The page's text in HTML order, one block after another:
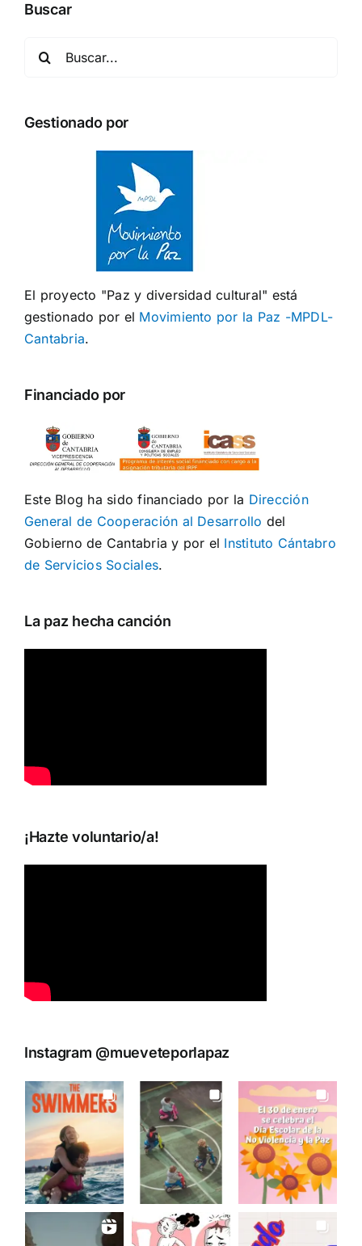
Buscar
Gestionado por
El proyecto "Paz y diversidad cultural" está
gestionado por el Movimiento por la Paz -MPDL-
Cantabria.
Financiado por
Este Blog ha sido financiado por la Dirección
General de Cooperación al Desarrollo del
Gobierno de Cantabria y por el Instituto Cántabro
de Servicios Sociales.
La paz hecha canción
¡Hazte voluntario/a!
Instagram @mueveteporlapaz